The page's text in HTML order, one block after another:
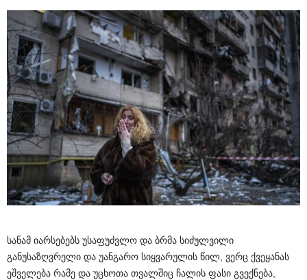
სანამ იარსებებს უსაფუძვლო და ბრმა სიძულვილი
განუსაზღვრელი და უანგარო სიყვარულის წილ, ვერც ქვეყანას
ეშველება რამე და უცხოთა თვალშიც ჩალის ფასი გვექნება,